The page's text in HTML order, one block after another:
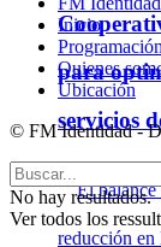
para
servicios
Inicio
Programación
Quienes
Ubicación
© FM Identidad -
No hay resultados.
Ver todos los